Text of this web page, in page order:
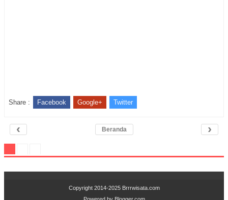
Share : Facebook Google+ Twitter
‹ ›
Beranda
Copyright 2014-2025 Brrrwisata.com